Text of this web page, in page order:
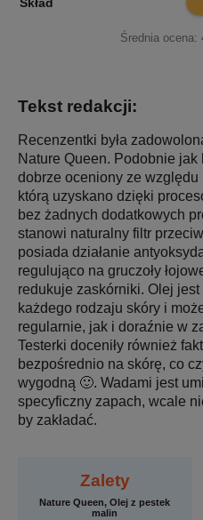
Średnia ocena:
Tekst redakcji:
Recenzentki była
Nature Queen. Podobnie jak
dobrze oceniony ze względu
którą uzyskano dzięki
bez żadnych dodatkowych
stanowi naturalny filtr
posiada działanie
regulująco na gruczoły
redukuje zaskórniki. Olej
każdego rodzaju skóry i
regularnie, jak i doraźnie w
Testerki doceniły również
bezpośrednio na skórę, co
wygodną 🙂. Wadami jest
specyficzny zapach, wcale
by zakładać.
Zalety
Nature Queen, Olej z pestek
malin